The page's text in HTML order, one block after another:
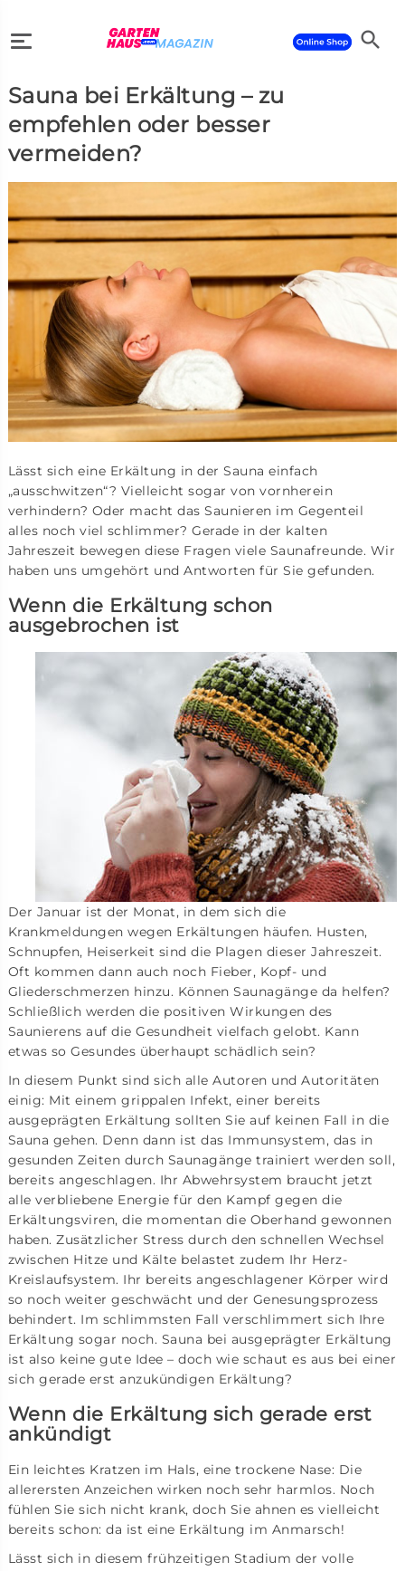
search
Sauna bei Erkältung – zu
empfehlen oder besser
vermeiden?
Lässt sich eine Erkältung in der Sauna einfach
„ausschwitzen“? Vielleicht sogar von vornherein
verhindern? Oder macht das Saunieren im Gegenteil
alles noch viel schlimmer? Gerade in der kalten
Jahreszeit bewegen diese Fragen viele Saunafreunde. Wir
haben uns umgehört und Antworten für Sie gefunden.
Wenn die Erkältung schon
ausgebrochen ist
Der Januar ist der Monat, in dem sich die
Krankmeldungen wegen Erkältungen häufen. Husten,
Schnupfen, Heiserkeit sind die Plagen dieser Jahreszeit.
Oft kommen dann auch noch Fieber, Kopf- und
Gliederschmerzen hinzu. Können Saunagänge da helfen?
Schließlich werden die positiven Wirkungen des
Saunierens auf die Gesundheit vielfach gelobt. Kann
etwas so Gesundes überhaupt schädlich sein?
In diesem Punkt sind sich alle Autoren und Autoritäten
einig: Mit einem grippalen Infekt, einer bereits
ausgeprägten Erkältung sollten Sie auf keinen Fall in die
Sauna gehen. Denn dann ist das Immunsystem, das in
gesunden Zeiten durch Saunagänge trainiert werden soll,
bereits angeschlagen. Ihr Abwehrsystem braucht jetzt
alle verbliebene Energie für den Kampf gegen die
Erkältungsviren, die momentan die Oberhand gewonnen
haben. Zusätzlicher Stress durch den schnellen Wechsel
zwischen Hitze und Kälte belastet zudem Ihr Herz-
Kreislaufsystem. Ihr bereits angeschlagener Körper wird
so noch weiter geschwächt und der Genesungsprozess
behindert. Im schlimmsten Fall verschlimmert sich Ihre
Erkältung sogar noch. Sauna bei ausgeprägter Erkältung
ist also keine gute Idee – doch wie schaut es aus bei einer
sich gerade erst anzukündigen Erkältung?
Wenn die Erkältung sich gerade erst
ankündigt
Ein leichtes Kratzen im Hals, eine trockene Nase: Die
allerersten Anzeichen wirken noch sehr harmlos. Noch
fühlen Sie sich nicht krank, doch Sie ahnen es vielleicht
bereits schon: da ist eine Erkältung im Anmarsch!
Lässt sich in diesem frühzeitigen Stadium der volle